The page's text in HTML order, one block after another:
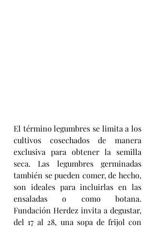
El término legumbres se limita a los
cultivos cosechados de manera
exclusiva para obtener la semilla
seca. Las legumbres germinadas
también se pueden comer, de hecho,
son ideales para incluirlas en las
ensaladas o como botana.
Fundación Herdez invita a degustar,
del 17 al 28, una sopa de frijol con